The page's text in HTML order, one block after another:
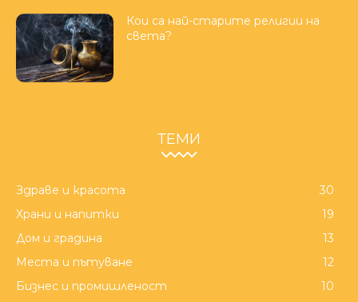
Кои са най-старите религии на
света?
ТЕМИ
Здраве и красота
30
Храни и напитки
19
Дом и градина
13
Места и пътуване
12
Бизнес и промишленост
10